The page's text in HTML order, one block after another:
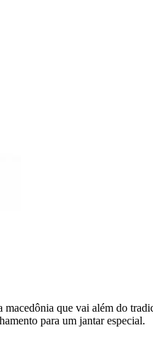
que vai além do
para um jantar especial.